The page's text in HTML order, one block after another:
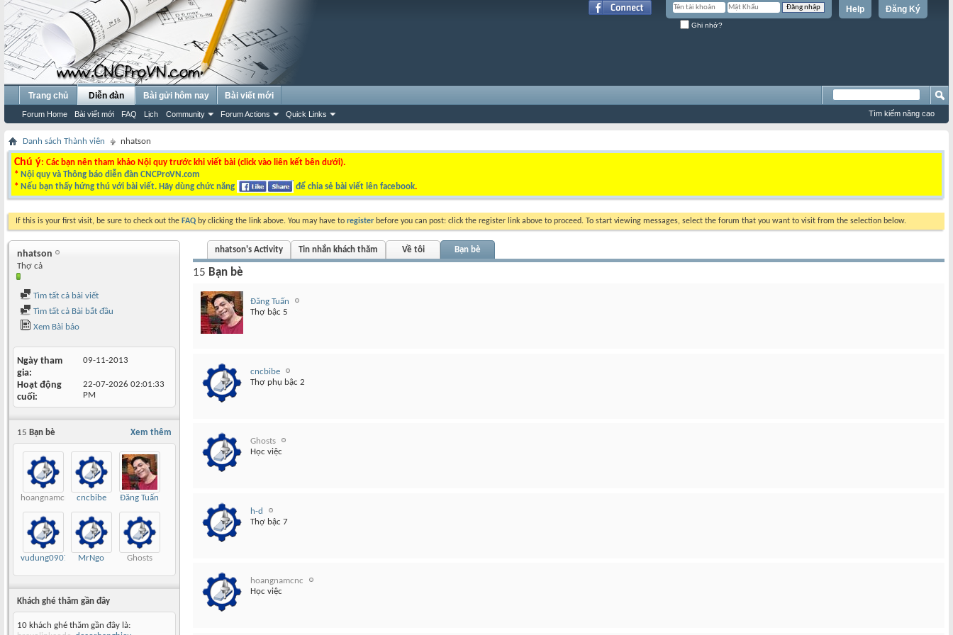
Đăng Ký
Help
Ghi nhớ?
Trang chủ Diễn đàn
Forum Home Bài viết mới FAQ Lịch Community Forum Actions Quick Links
Bài gửi hôm nay Bài viết mới
Tìm kiếm nâng cao
Danh sách Thành viên nhatson
Chú ý: Các bạn nên tham khảo Nội quy trước khi viết bài (click vào liên kết bên dưới).
* Nội quy và Thông báo diễn đàn CNCProVN.com
* Nếu bạn thấy hứng thú với bài viết. Hãy dùng chức năng để chia sẻ bài viết lên facebook.
If this is your first visit, be sure to check out the FAQ by clicking the link above. You may have to register before you can post: click the register link above to proceed. To start viewing messages, select the forum that you want to visit from the selection below.
nhatson
Thợ cả
Tìm tất cả bài viết
Tìm tất cả Bài bắt đầu
Xem Bài báo
Ngày tham
gia
09-11-2013
Hoạt động
cuối
22-07-2026 02:01:33
PM
Xem thêm
15 Bạn bè
hoangnamcnc cncbibe Đăng Tuấn
vudung0907 MrNgo Ghosts
Khách ghé thăm gần đây
10 khách ghé thăm gần đây là:
nhatson's Activity Tin nhắn khách thăm Về tôi Bạn bè
15 Bạn bè
Đăng Tuấn
Thợ bậc 5
cncbibe
Thợ phụ bậc 2
Ghosts
Học việc
h-d
Thợ bậc 7
hoangnamcnc
Học việc